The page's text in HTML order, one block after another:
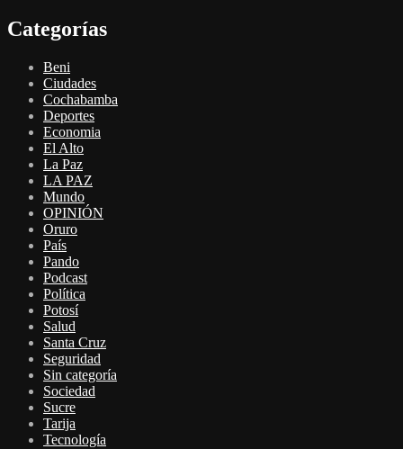
Categorías
Beni
Ciudades
Cochabamba
Deportes
Economia
El Alto
La Paz
LA PAZ
Mundo
OPINIÓN
Oruro
País
Pando
Podcast
Política
Potosí
Salud
Santa Cruz
Seguridad
Sin categoría
Sociedad
Sucre
Tarija
Tecnología